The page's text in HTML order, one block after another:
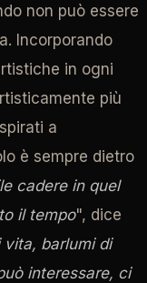
non può essere
Incorporando
in ogni
più
a
è sempre dietro
cadere in quel
il tempo", dice
vita, barlumi di
interessare, ci